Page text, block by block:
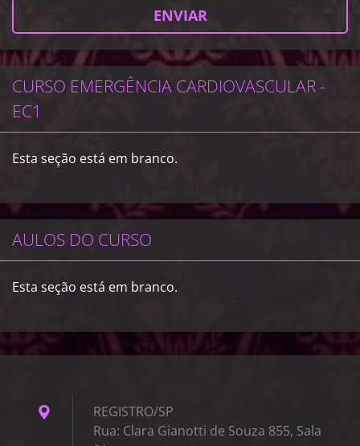
CURSO EMERGÊNCIA CARDIOVASCULAR -
EC1
Esta seção está em branco.
AULOS DO CURSO
Esta seção está em branco.
REGISTRO/SP
Rua: Clara Gianotti de Souza 855, Sala